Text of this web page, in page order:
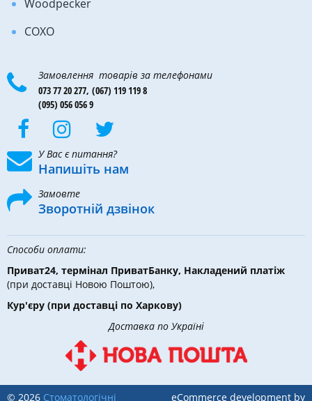
Woodpecker
COXO
Замовлення товарів за телефонами
073 77 20 277, (067) 119 119 8
(095) 056 056 9
У Вас є питання?
Напишіть нам
Замовте
Зворотній дзвінок
Способи оплати:
Приват24, термінал ПриватБанку, Накладений платіж
(при доставці Новою Поштою),
Кур'єру (при доставці по Харкову)
Доставка по Україні
© 2026 Стоматологічні eCommerce development by